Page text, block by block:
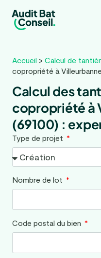
Accueil > Calcul de
copropriété à
Calcul des
copropriété à
(69100) :
Type de projet
Nombre de lot
Code postal du bien